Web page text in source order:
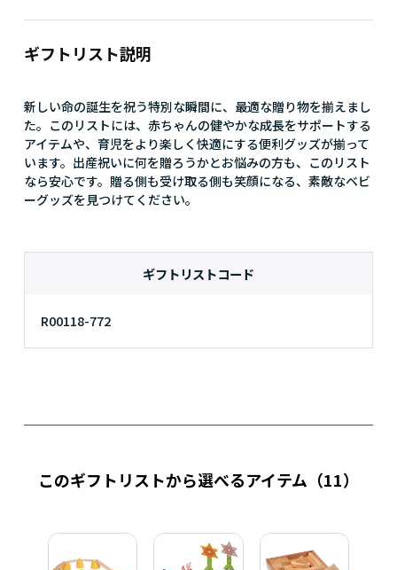
ギフトリスト説明
新しい命の誕生を祝う特別な瞬間に、最適な贈り物を揃えまし
た。このリストには、赤ちゃんの健やかな成長をサポートする
アイテムや、育児をより楽しく快適にする便利グッズが揃って
います。出産祝いに何を贈ろうかとお悩みの方も、このリスト
なら安心です。贈る側も受け取る側も笑顔になる、素敵なベビ
ーグッズを見つけてください。
ギフトリストコード
R00118-772
このギフトリストから選べるアイテム （11）